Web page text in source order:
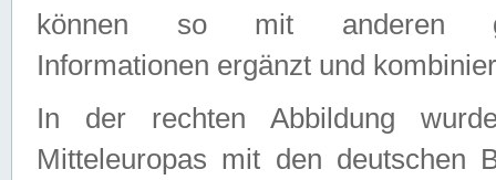
können so mit anderen
Informationen ergänzt und
In der rechten Abbildung
Mitteleuropas mit den deutschen